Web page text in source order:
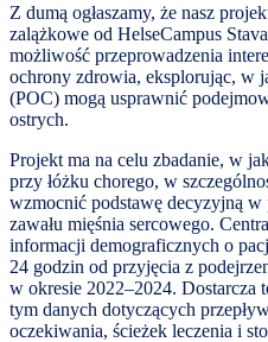
Z dumą ogłaszamy, że nasz
zalążkowe od HelseCampus
możliwość przeprowadzenia
ochrony zdrowia, eksplorując, w
(POC) mogą usprawnić
ostrych.
Projekt ma na celu zbadanie, w
przy łóżku chorego, w
wzmocnić podstawę decyzyjną
zawału mięśnia sercowego.
informacji demograficznych o
24 godzin od przyjęcia z
w okresie 2022–2024. Dostarcza
tym danych dotyczących
oczekiwania, ścieżek leczenia i